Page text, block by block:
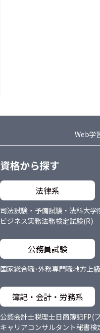
Web学
資格から探す
法律系
司法試験・予備試験・法科大
ビジネス実務法務検定試験(R)
公務員試験
国家総合職･外務専門職地方上
簿記・会計・労務系
公認会計士税理士日商簿記FP(
キャリアコンサルタント秘書検